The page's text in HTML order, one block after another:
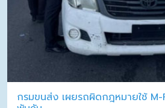
กรมขนส่ง เผยรถผิดกฎหมายใช้